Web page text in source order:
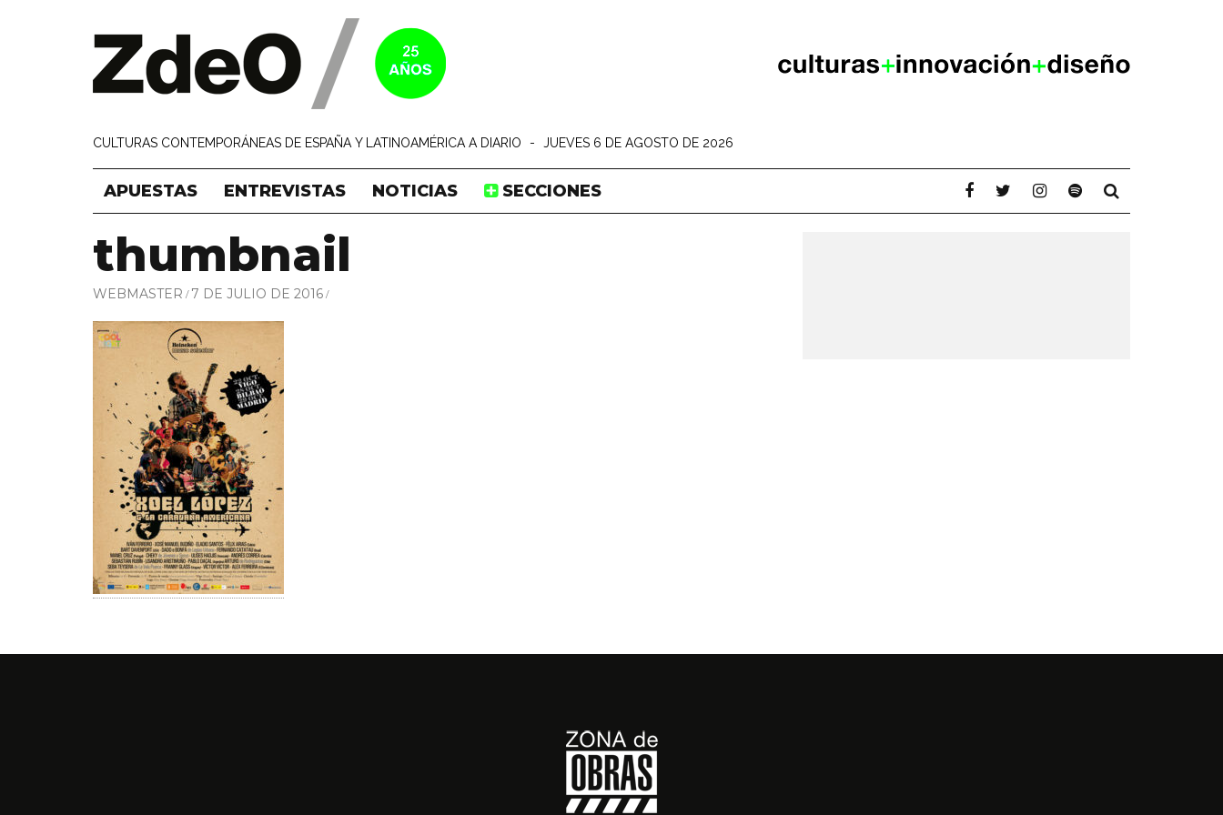
CULTURAS CONTEMPORÁNEAS DE ESPAÑA Y LATINOAMÉRICA A DIARIO - JUEVES 6 DE AGOSTO DE 2026
APUESTAS ENTREVISTAS NOTICIAS SECCIONES
thumbnail
WEBMASTER 7 DE JULIO DE 2016